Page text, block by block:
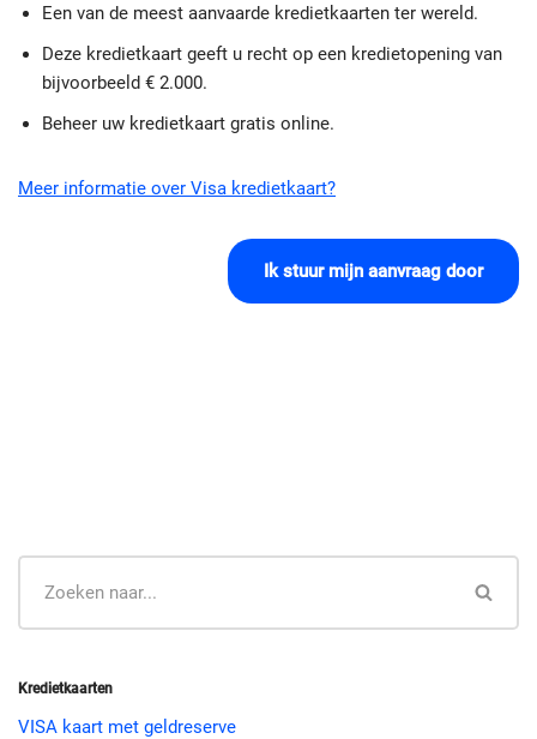
Een van de meest aanvaarde kredietkaarten ter wereld.
Deze kredietkaart geeft u recht op een kredietopening van
bijvoorbeeld € 2.000.
Beheer uw kredietkaart gratis online.
Meer informatie over Visa kredietkaart?
Ik stuur mijn aanvraag door
Kredietkaarten
VISA kaart met geldreserve